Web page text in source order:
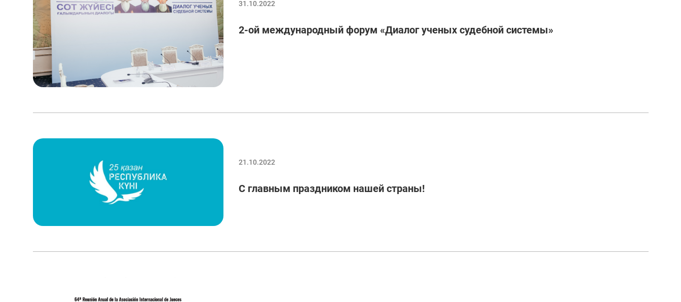
31.10.2022
2-ой международный форум «Диалог ученых судебной системы»
21.10.2022
С главным праздником нашей страны!